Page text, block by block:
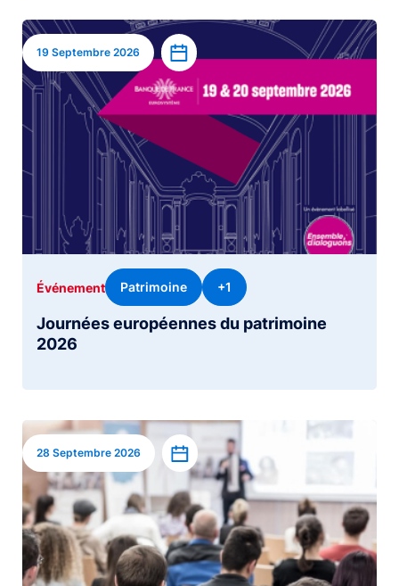
Image
19 Septembre 2026 Ajouter à l’agenda
Journées européennes du patrimoine
2026
Événement Patrimoine +1
Image
28 Septembre 2026 Ajouter à l’agenda